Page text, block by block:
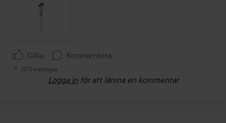
Gilla Kommentera
1371 visningar
Logga in för att lämna en kommentar